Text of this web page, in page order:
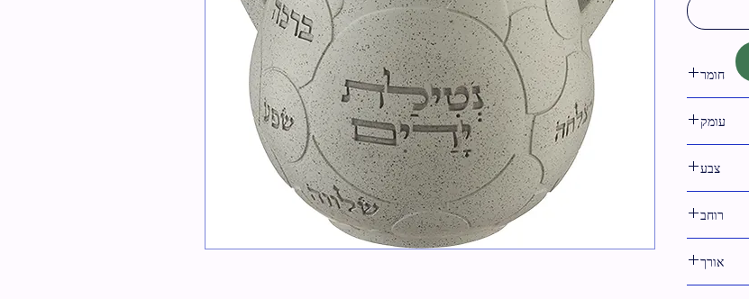
חומר
עומק
צבע
רוחב
אורך